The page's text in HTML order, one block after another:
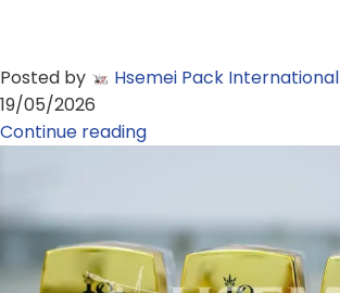
Posted by
Hsemei Pack International
19/05/2026
Continue reading